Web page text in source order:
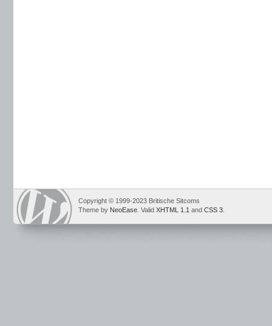
Copyright © 1999-2023 Britische Sitcoms
Theme by NeoEase . Valid XHTML 1.1 and CSS 3